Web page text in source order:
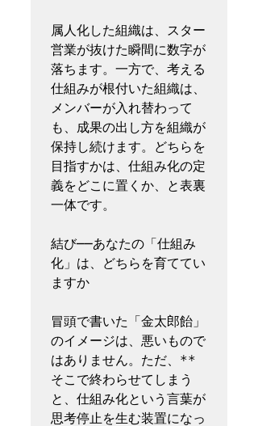
属人化した組織は、スター
営業が抜けた瞬間に数字が
落ちます。一方で、考える
仕組みが根付いた組織は、
メンバーが入れ替わって
も、成果の出し方を組織が
保持し続けます。どちらを
目指すかは、仕組み化の定
義をどこに置くか、と表裏
一体です。
結び──あなたの「仕組み
化」は、どちらを育ててい
ますか
冒頭で書いた「金太郎飴」
のイメージは、悪いもので
はありません。ただ、**
そこで終わらせてしまう
と、仕組み化という言葉が
思考停止を生む装置になっ